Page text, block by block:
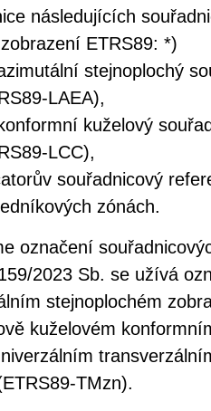
následujících
ETRS89: *)
stejnoplochý
LAEA),
kuželový
LCC),
souřadnicový
zónách.
označení
2023 Sb. se užívá
stejnoplochém
kuželovém
TMzn).